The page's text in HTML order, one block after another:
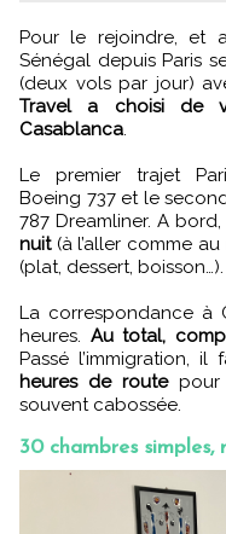
Pour le rejoindre, et alors que l’offre aérienne vers le
Sénégal depuis Paris
(deux vols par jour)
Travel a choisi de
Casablanca
Le premier trajet
Boeing 737 et le
787 Dreamliner. A
nuit(à l’aller comme
(plat, dessert, boisson…).
La correspondance à
heures. Au total,
Passé l’immigration,
heures de routepour
souvent cabossée.
30 chambres